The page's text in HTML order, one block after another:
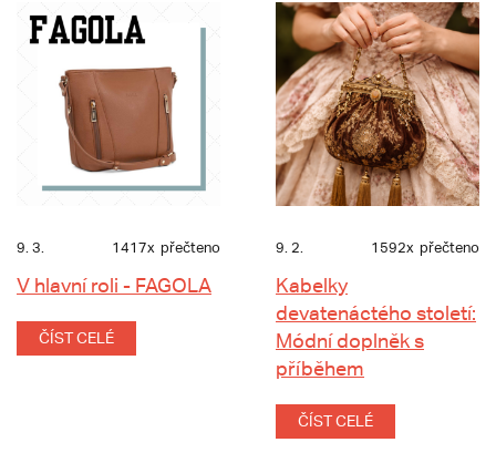
9. 3. 1417x přečteno
V hlavní roli - FAGOLA
ČÍST CELÉ
9. 2. 1592x přečteno
Kabelky
devatenáctého století:
Módní doplněk s
příběhem
ČÍST CELÉ